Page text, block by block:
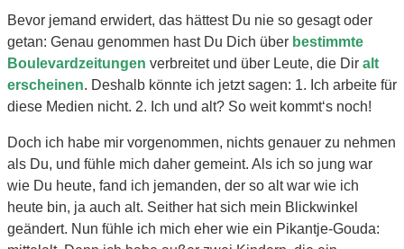
Bevor jemand erwidert, das hättest Du nie so gesagt oder
getan: Genau genommen hast Du Dich über bestimmte
Boulevardzeitungen verbreitet und über Leute, die Dir alt
erscheinen. Deshalb könnte ich jetzt sagen: 1. Ich arbeite für
diese Medien nicht. 2. Ich und alt? So weit kommt‘s noch!
Doch ich habe mir vorgenommen, nichts genauer zu nehmen
als Du, und fühle mich daher gemeint. Als ich so jung war
wie Du heute, fand ich jemanden, der so alt war wie ich
heute bin, ja auch alt. Seither hat sich mein Blickwinkel
geändert. Nun fühle ich mich eher wie ein Pikantje-Gouda: